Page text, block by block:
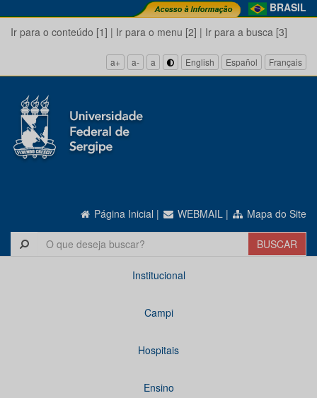
BRASIL
Ir para o conteúdo [1] | Ir para o menu [2] | Ir para a busca [3]
a+ a- a English Español Français
Página Inicial | WEBMAIL | Mapa do Site
Institucional
Campi
Hospitais
Ensino